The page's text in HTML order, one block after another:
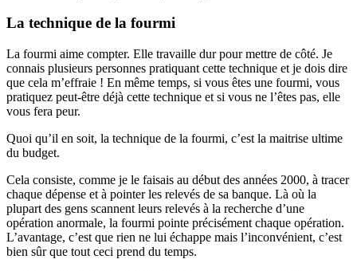
La technique de la fourmi
La fourmi aime compter. Elle travaille dur pour mettre de côté. Je
connais plusieurs personnes pratiquant cette technique et je dois dire
que cela m’effraie ! En même temps, si vous êtes une fourmi, vous
pratiquez peut-être déjà cette technique et si vous ne l’êtes pas, elle
vous fera peur.
Quoi qu’il en soit, la technique de la fourmi, c’est la maitrise ultime
du budget.
Cela consiste, comme je le faisais au début des années 2000, à tracer
chaque dépense et à pointer les relevés de sa banque. Là où la
plupart des gens scannent leurs relevés à la recherche d’une
opération anormale, la fourmi pointe précisément chaque opération.
L’avantage, c’est que rien ne lui échappe mais l’inconvénient, c’est
bien sûr que tout ceci prend du temps.